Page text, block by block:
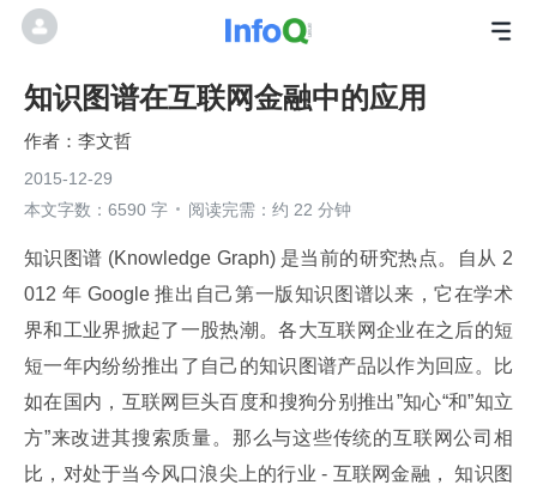
知识图谱在互联网金融中的应用
李文哲
2015-12-29
本文字数：6590 字
阅读完需：约 22 分钟
知识图谱 (Knowledge Graph) 是当前的研究热点。自从 2
012 年 Google 推出自己第一版知识图谱以来，它在学术
界和工业界掀起了一股热潮。各大互联网企业在之后的短
短一年内纷纷推出了自己的知识图谱产品以作为回应。比
如在国内，互联网巨头百度和搜狗分别推出”知心“和”知立
方”来改进其搜索质量。那么与这些传统的互联网公司相
比，对处于当今风口浪尖上的行业 - 互联网金融， 知识图